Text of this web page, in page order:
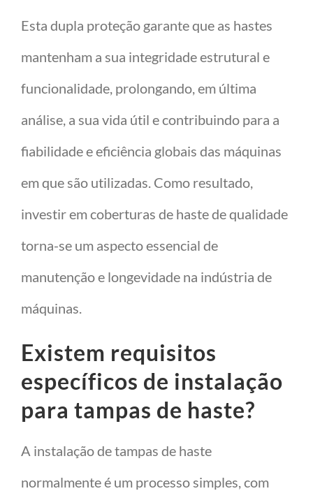
Esta dupla proteção garante que as hastes
mantenham a sua integridade estrutural e
funcionalidade, prolongando, em última
análise, a sua vida útil e contribuindo para a
fiabilidade e eficiência globais das máquinas
em que são utilizadas. Como resultado,
investir em coberturas de haste de qualidade
torna-se um aspecto essencial de
manutenção e longevidade na indústria de
máquinas.
Existem requisitos
específicos de instalação
para tampas de haste?
A instalação de tampas de haste
normalmente é um processo simples, com